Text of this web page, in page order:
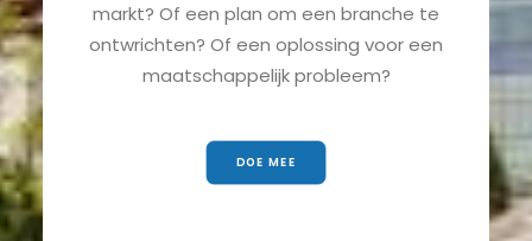
markt? Of een plan om een branche te
ontwrichten? Of een oplossing voor een
maatschappelijk probleem?
DOE MEE